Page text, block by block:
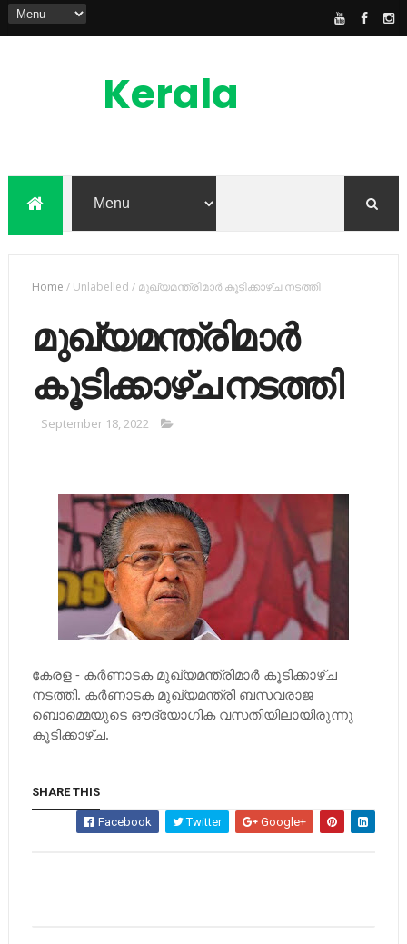
Kerala
Feed
Home /Unlabelled / മുഖ്യമന്ത്രിമാര്‍ കൂടിക്കാഴ്ച നടത്തി
മുഖ്യമന്ത്രിമാര്‍
കൂടിക്കാഴ്ച നടത്തി
September 18, 2022
കേരള - കര്‍ണാടക മുഖ്യമന്ത്രിമാര്‍ കൂടിക്കാഴ്ച
നടത്തി. കര്‍ണാടക മുഖ്യമന്ത്രി ബസവരാജ
ബൊമ്മെയുടെ ഔദ്യോഗിക വസതിയിലായിരുന്നു
കൂടിക്കാഴ്ച.
SHARE THIS
Facebook Twitter Google+